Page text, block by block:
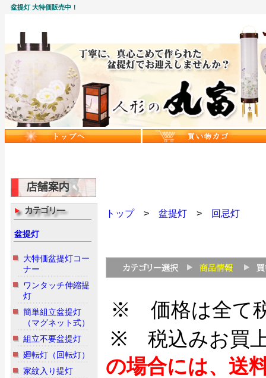
盆提灯 大特価販売中！
盆提灯
大特価盆提灯コー
ナー
ワンタッチ伸縮提
灯
簡単組立盆提灯
（マグネット式）
組立不要盆提灯
廻転灯（回転灯）
家紋入り提灯
トップ> 盆提灯> 回忌灯
※ 価格は全て
※ 税込みお買
の場合には、送